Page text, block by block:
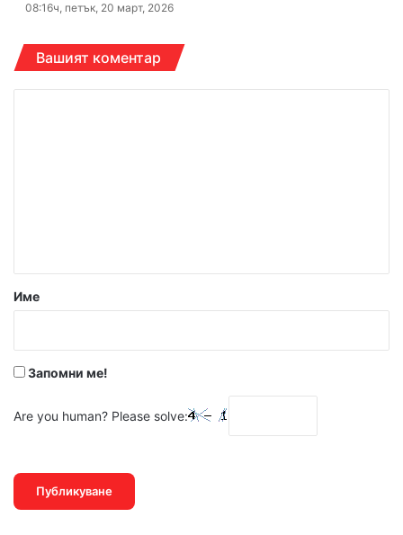
08:16ч, петък, 20 март, 2026
Вашият коментар
р
Име
Запомни ме!
Are you human? Please solve: